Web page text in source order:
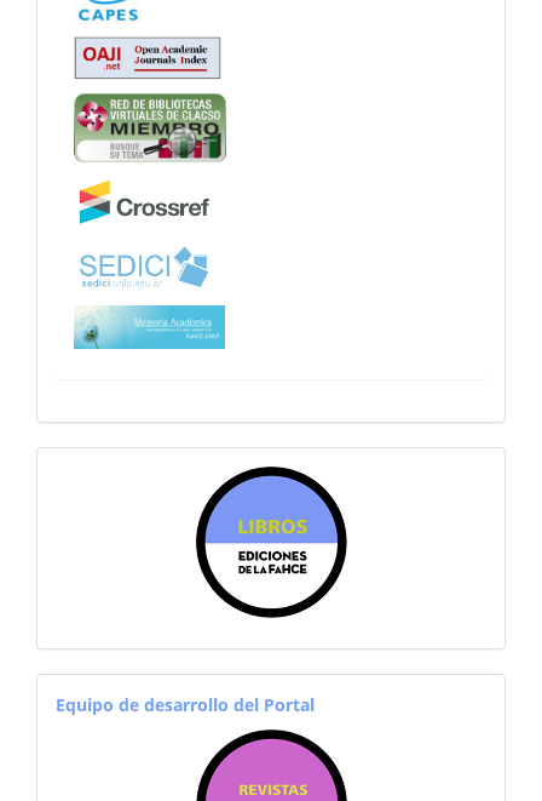
equiporevistas
Equipo de desarrollo del Portal